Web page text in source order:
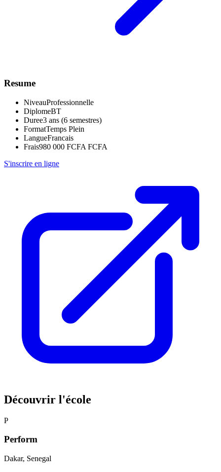
Resume
NiveauProfessionnelle
DiplomeBT
Duree3 ans (6 semestres)
FormatTemps Plein
LangueFrancais
Frais980 000 FCFA FCFA
S'inscrire en ligne
Découvrir l'école
P
Perform
Dakar, Senegal